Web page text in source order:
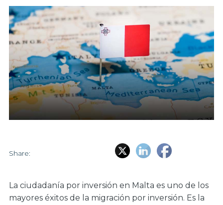
Share:
La ciudadanía por inversión en Malta es uno de los
mayores éxitos de la migración por inversión. Es la